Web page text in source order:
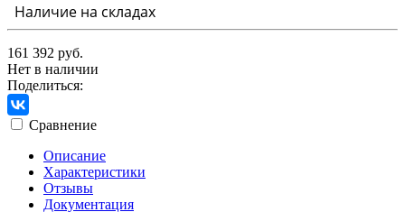
Наличие на складах
161 392 руб.
Нет в наличии
Поделиться:
Сравнение
Описание
Характеристики
Отзывы
Документация